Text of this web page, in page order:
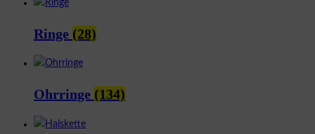
Ringe (28)
Ohrringe (134)